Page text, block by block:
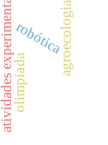
atividades experimentaisolimpíada
robóticaagroecologia